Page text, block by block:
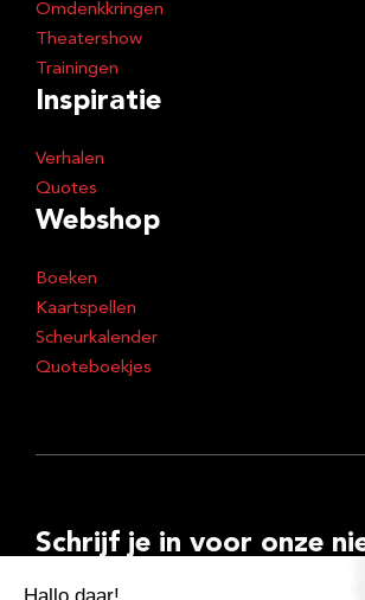
Omdenkkringen
Theatershow
Trainingen
Inspiratie
Verhalen
Quotes
Webshop
Boeken
Kaartspellen
Scheurkalender
Quoteboekjes
Schrijf je in voor onze